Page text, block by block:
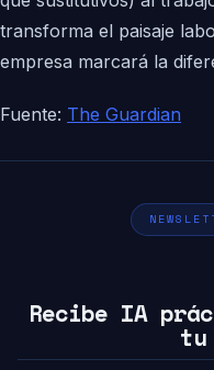
transforma el paisaje
empresa marcará la
Fuente: The Guardian
Recibe IA
tu